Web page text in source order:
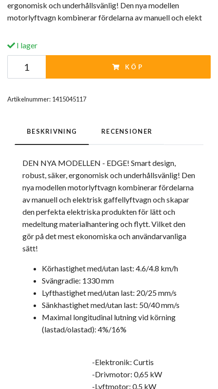
ergonomisk och underhållsvänlig! Den nya modellen
motorlyftvagn kombinerar fördelarna av manuell och elekt
I lager
KÖP
Artikelnummer: 1415045117
BESKRIVNING RECENSIONER
DEN NYA MODELLEN - EDGE! Smart design,
robust, säker, ergonomisk och underhållsvänlig! Den
nya modellen motorlyftvagn kombinerar fördelarna
av manuell och elektrisk gaffellyftvagn och skapar
den perfekta elektriska produkten för lätt och
medeltung materialhantering och flytt. Vilket den
gör på det mest ekonomiska och användarvanliga
sätt!
Körhastighet med/utan last: 4.6/4.8 km/h
Svängradie: 1330 mm
Lyfthastighet med/utan last: 20/25 mm/s
Sänkhastighet med/utan last: 50/40 mm/s
Maximal longitudinal lutning vid körning
(lastad/olastad): 4%/16%
-Elektronik: Curtis
-Drivmotor: 0,65 kW
-Lyftmotor: 0,5 kW